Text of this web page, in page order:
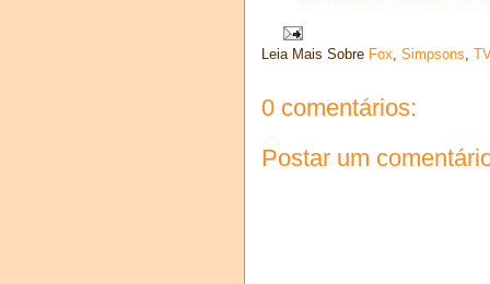
Leia Mais Sobre Fox, Simpsons,
0 comentários:
Postar um